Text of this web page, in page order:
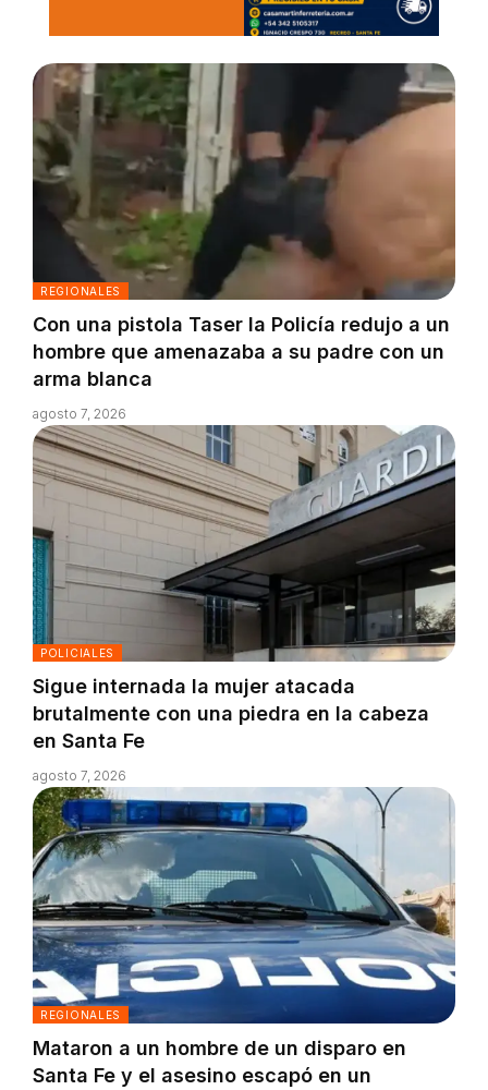
REGIONALES
Con una pistola Taser la Policía redujo a un
hombre que amenazaba a su padre con un
arma blanca
agosto 7, 2026
POLICIALES
Sigue internada la mujer atacada
brutalmente con una piedra en la cabeza
en Santa Fe
agosto 7, 2026
REGIONALES
Mataron a un hombre de un disparo en
Santa Fe y el asesino escapó en un